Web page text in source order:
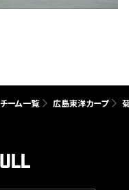
チーム一覧 広島東洋カープ